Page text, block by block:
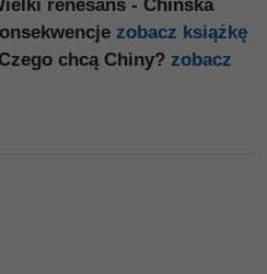
renesans - Chińska
zobacz książkę
chcą Chiny? zobacz